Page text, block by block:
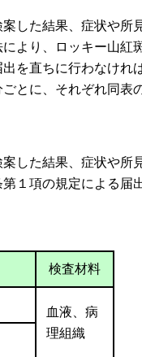
した結果、症状や所
より、ロッキー山紅
を直ちに行わなけれ
とに、それぞれ同表
した結果、症状や所
１項の規定による届
検査材料
血液、病
理組織